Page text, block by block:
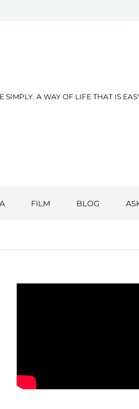
A WAY OF LIFE THAT IS
FILM BLOG